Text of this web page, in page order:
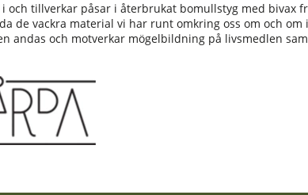
tillverkar påsar i återbrukat bomullstyg med bivax
de vackra material vi har runt omkring oss om och om
andas och motverkar mögelbildning på livsmedlen